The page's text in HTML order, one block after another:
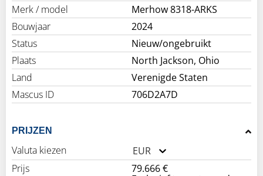
Merk / model
Merhow 8318-ARKS
Bouwjaar
2024
Status
Nieuw/ongebruikt
Plaats
North Jackson, Ohio
Land
Verenigde Staten
Mascus ID
706D2A7D
PRIJZEN
Valuta kiezen
EUR
Prijs
79.666 €